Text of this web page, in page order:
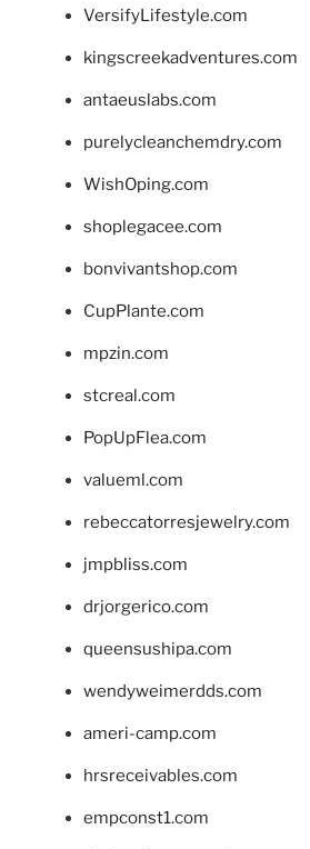
VersifyLifestyle.com
kingscreekadventures.com
antaeuslabs.com
purelycleanchemdry.com
WishOping.com
shoplegacee.com
bonvivantshop.com
CupPlante.com
mpzin.com
stcreal.com
PopUpFlea.com
valueml.com
rebeccatorresjewelry.com
jmpbliss.com
drjorgerico.com
queensushipa.com
wendyweimerdds.com
ameri-camp.com
hrsreceivables.com
empconst1.com